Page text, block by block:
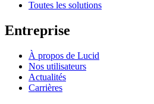
Toutes les solutions
Entreprise
À propos de Lucid
Nos utilisateurs
Actualités
Carrières